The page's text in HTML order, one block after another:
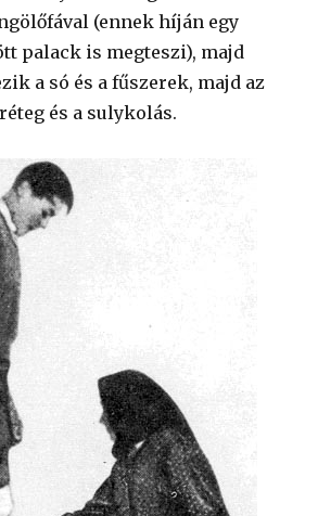
(ennek híján egy
palack is megteszi), majd
a só és a fűszerek, majd az
és a sulykolás.